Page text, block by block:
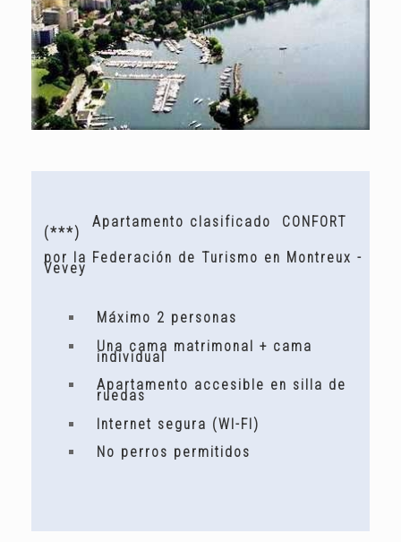
Apartamento clasificado CONFORT
(***)
por la Federación de Turismo en Montreux -
Vevey
Máximo 2 personas
Una cama matrimonal + cama
individual
Apartamento accesible en silla de
ruedas
Internet segura (WI-FI)
No perros permitidos